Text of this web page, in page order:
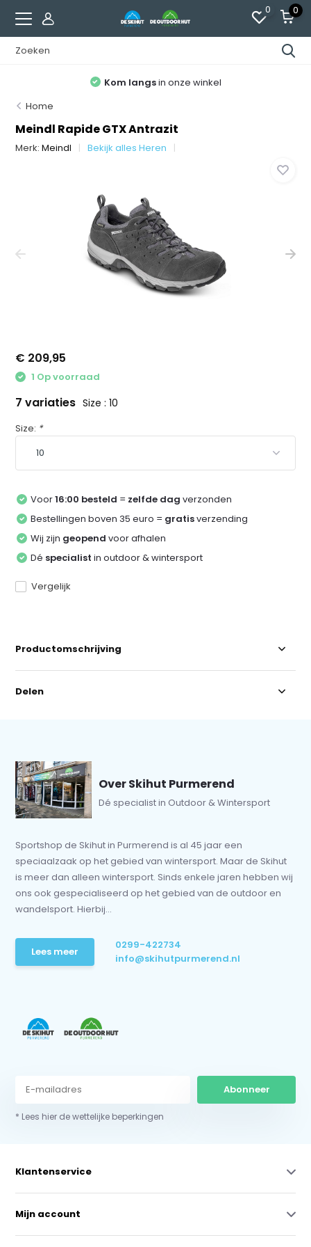
0 0
Kom langsin onze winkel
Home
Meindl Rapide GTX Antrazit
Merk:Meindl Bekijk alles Heren
€ 209,95
1 Op voorraad
7 variaties Size : 10
Size: *
Voor16:00 besteld = zelfde dag verzonden
Bestellingen boven 35 euro = gratisverzending
Wij zijn geopend voor afhalen
Dé specialist in outdoor & wintersport
Vergelijk
Productomschrijving
Delen
Over Skihut Purmerend
Dé specialist in Outdoor & Wintersport
Sportshop de Skihut in Purmerend is al 45 jaar een
speciaalzaak op het gebied van wintersport. Maar de Skihut
is meer dan alleen wintersport. Sinds enkele jaren hebben wij
ons ook gespecialiseerd op het gebied van de outdoor en
wandelsport. Hierbij...
Lees meer
0299-422734
info@skihutpurmerend.nl
Abonneer
* Lees hier de wettelijke beperkingen
Klantenservice
Mijn account